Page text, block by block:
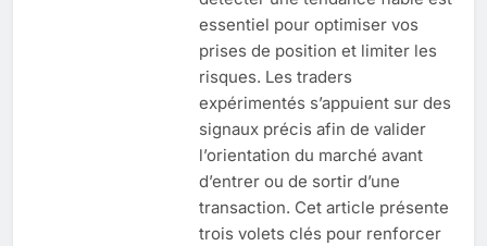
essentiel pour optimiser vos
prises de position et limiter les
risques. Les traders
expérimentés s’appuient sur des
signaux précis afin de valider
l’orientation du marché avant
d’entrer ou de sortir d’une
transaction. Cet article présente
trois volets clés pour renforcer